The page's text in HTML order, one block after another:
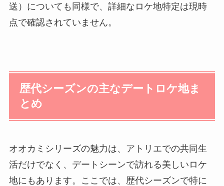
送）についても同様で、詳細なロケ地特定は現時
点で確認されていません。
歴代シーズンの主なデートロケ地ま
とめ
オオカミシリーズの魅力は、アトリエでの共同生
活だけでなく、デートシーンで訪れる美しいロケ
地にもあります。ここでは、歴代シーズンで特に